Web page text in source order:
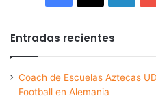
Entradas recientes
Coach de Escuelas Aztecas
Football en Alemania